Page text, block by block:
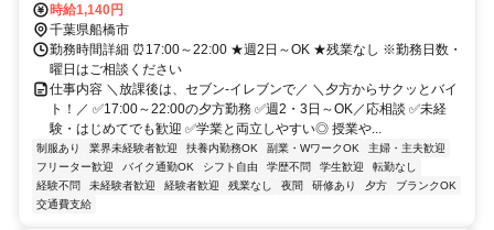
ク通勤OK
時給1,140円
千葉県船橋市
勤務時間詳細 ⏰17:00～22:00 ★週2日～OK ★残業なし ※勤務日数・
曜日はご相談ください
仕事内容 ＼放課後は、セブン-イレブンで／ ＼夕方からサクッとバイ
ト！／ ✅17:00～22:00の夕方勤務 ✅週2・3日～OK／応相談 ✅未経
験・はじめてでも歓迎 ✅学業と両立しやすい◎ 授業や...
制服あり 業界未経験者歓迎 扶養内勤務OK 副業・WワークOK
主婦・主夫歓迎
フリーター歓迎
バイク通勤OK シフト自由 学歴不問 学生歓迎
転勤なし
経験不問
未経験者歓迎 経験者歓迎 残業なし 夜間 研修あり 夕方
ブランクOK
交通費支給